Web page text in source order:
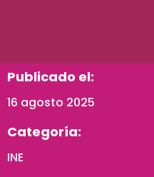
Publicado el:
16 agosto 2025
Categoría:
INE